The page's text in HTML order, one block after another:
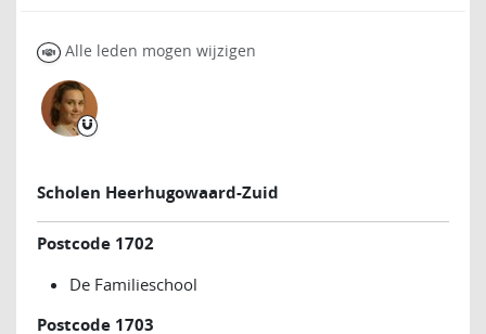
Alle leden mogen wijzigen
Scholen Heerhugowaard-Zuid
Postcode 1702
De Familieschool
Postcode 1703